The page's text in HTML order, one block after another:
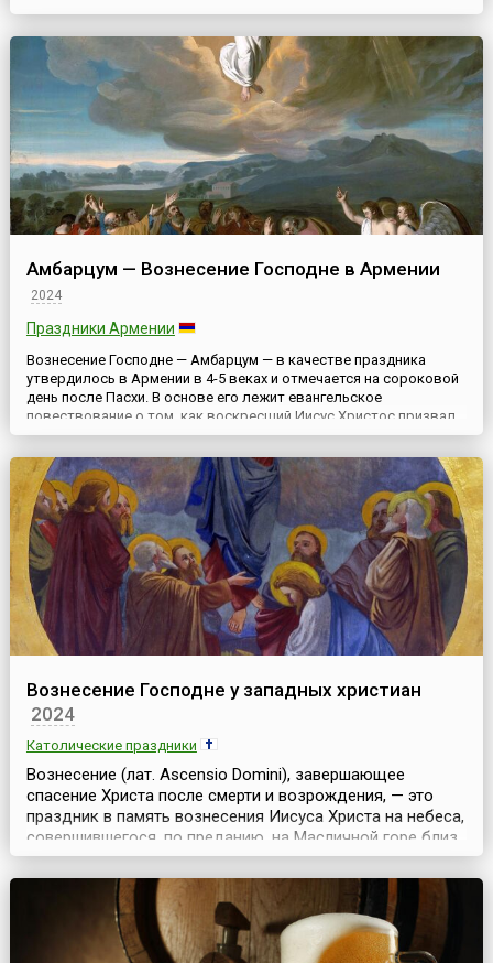
Амбарцум — Вознесение Господне в Армении
2024
Праздники Армении
Вознесение Господне — Амбарцум — в качестве праздника
утвердилось в Армении в 4-5 веках и отмечается на сороковой
день после Пасхи. В основе его лежит евангельское
повествование о том, как воскресший Иисус Христос призвал
апостолов на Елеонскую (Масличную) гору близ Иерусалима и
благословил их на всемирную проповедь: «Идите, научите все
народы, крестя их во имя Отца и Сына и Духа Святого, уча ...
Вознесение Господне у западных христиан
2024
Католические праздники
Вознесение (лат. Ascensio Domini), завершающее
спасение Христа после смерти и возрождения, — это
праздник в память вознесения Иисуса Христа на небеса,
совершившегося, по преданию, на Масличной горе близ
Вифании. Это переходящий праздник — дата его
передвигается в пределах мая — начала июня,
приходится на сороковой день после Пасхи и всегда
приходится на четверг. Самое раннее документальное